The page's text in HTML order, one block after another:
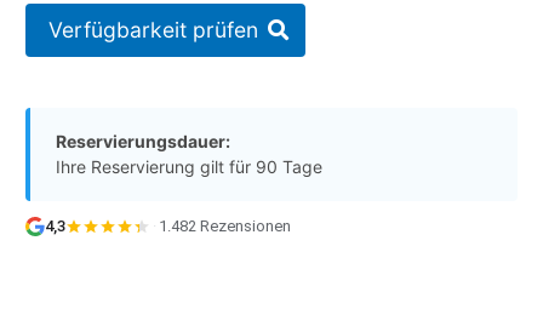
Verfügbarkeit prüfen
Reservierungsdauer:
Ihre Reservierung gilt für 90 Tage
4,3 · 1.482 Rezensionen